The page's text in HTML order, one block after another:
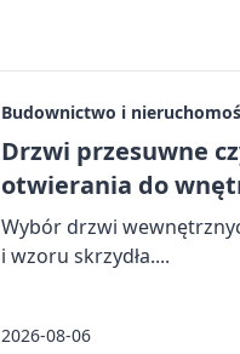
Budownictwo i
Drzwi przesuwne
otwierania do
Wybór drzwi
i wzoru skrzydła....
2026-08-06